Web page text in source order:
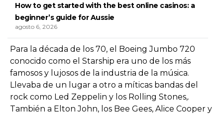
Para la década de los 70, el Boeing Jumbo 720
conocido como el Starship era uno de los más
famosos y lujosos de la industria de la música.
Llevaba de un lugar a otro a míticas bandas del
rock como Led Zeppelin y los Rolling Stones,.
También a Elton John, los Bee Gees, Alice Cooper y
How to get started with the best online casinos: a
beginner’s guide for Aussie
agosto 6, 2026